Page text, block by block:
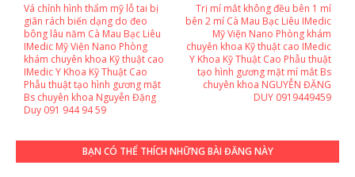
Trị mí mắt không đều bên 1 mí
bên 2 mí Cà Mau Bạc Liêu IMedic
Mỹ Viện Nano Phòng khám
chuyên khoa Kỹ thuật cao IMedic
Y Khoa Kỹ Thuật Cao Phẫu thuật
tạo hình gương mặt mí mắt Bs
chuyên khoa NGUYỄN ĐẶNG
DUY 0919449459
Vá chỉnh hình thẩm mỹ lỗ tai bị
giãn rách biến dạng do đeo
bông lâu năm Cà Mau Bạc Liêu
IMedic Mỹ Viện Nano Phòng
khám chuyên khoa Kỹ thuật cao
IMedic Y Khoa Kỹ Thuật Cao
Phẫu thuật tạo hình gương mặt
Bs chuyên khoa Nguyễn Đặng
Duy 091 944 94 59
BẠN CÓ THỂ THÍCH NHỮNG BÀI ĐĂNG NÀY